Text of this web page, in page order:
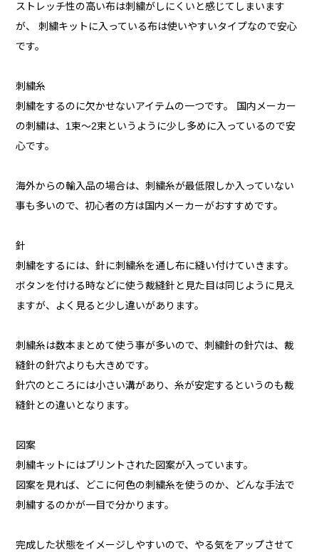
ストレッチ性の高い布は刺繍がしにくいと感じてしまいます
が、 刺繍キットに入っている布は使いやすいタイプなので安心
です。
刺繍糸
刺繍をするのに欠かせないアイテムの一つです。 国内メーカー
の刺繍は、1束～2束というように少し多めに入っているので安
心です。
海外からの輸入品の場合は、刺繍糸が最低限しか入っていない
事も多いので、初心者の方は国内メーカーがおすすめです。
針
刺繍をするには、針に刺繍糸を通し布に縫い付けていきます。
ボタンを付ける時などに使う裁縫針と見た目は同じように見え
ますが、よく見ると少し違いがあります。
刺繍糸は数本まとめて使う事が多いので、刺繍針の針穴は、裁
縫針の針穴よりも大きめです。
針穴のところには小さい溝があり、糸が安定するというのも裁
縫針との違いとなります。
図案
刺繍キットにはプリントされた図案が入っています。
図案を見れば、どこに何色の刺繍糸を使うのか、どんな手法で
刺繍するのかが一目で分かります。
完成した状態をイメージしやすいので、やる気をアップさせて